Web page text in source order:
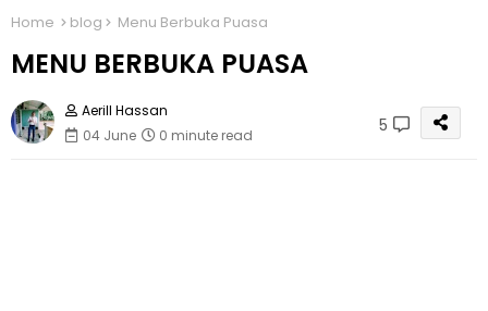
Home blog Menu Berbuka Puasa
MENU BERBUKA PUASA
Aerill Hassan
04 June
0 minute read 5